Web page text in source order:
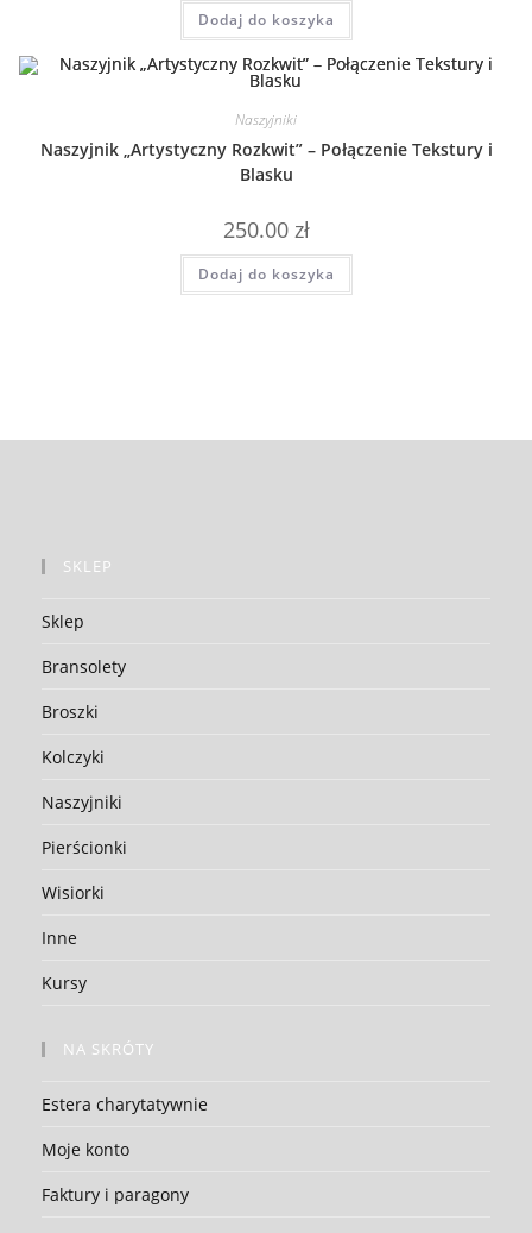
Dodaj do koszyka
Naszyjniki
Naszyjnik „Artystyczny Rozkwit” – Połączenie Tekstury i
Blasku
250.00 zł
Dodaj do koszyka
SKLEP
Sklep
Bransolety
Broszki
Kolczyki
Naszyjniki
Pierścionki
Wisiorki
Inne
Kursy
NA SKRÓTY
Estera charytatywnie
Moje konto
Faktury i paragony